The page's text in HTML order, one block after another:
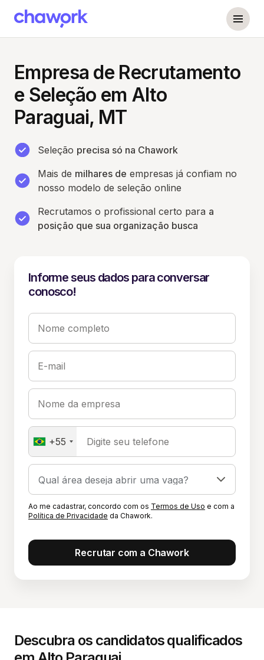
Empresa de Recrutamento
e Seleção em Alto
Paraguai, MT
Seleção precisa só na Chawork
Mais de milhares de empresas já confiam no
nosso modelo de seleção online
Recrutamos o profissional certo para a
posição que sua organização busca
Informe seus dados para conversar
conosco!
Nome completo
E-mail
Nome da empresa
+55 Digite seu telefone
Ao me cadastrar, concordo com os Termos de Uso e com a
Política de Privacidade da Chawork.
Recrutar com a Chawork
Descubra os candidatos qualificados